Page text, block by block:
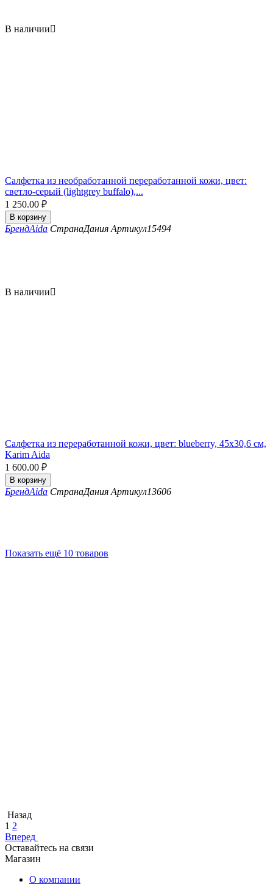
В наличии
Салфетка из необработанной переработанной кожи, цвет:
светло-серый (lightgrey buffalo),...
1 250.00 ₽
В корзину
БрендAida СтранаДания Артикул15494
В наличии
Салфетка из переработанной кожи, цвет: blueberry, 45x30,6 см,
Karim Aida
1 600.00 ₽
В корзину
БрендAida СтранаДания Артикул13606
Показать ещё 10 товаров
Назад
1 2
Вперед
Оставайтесь на связи
Магазин
О компании